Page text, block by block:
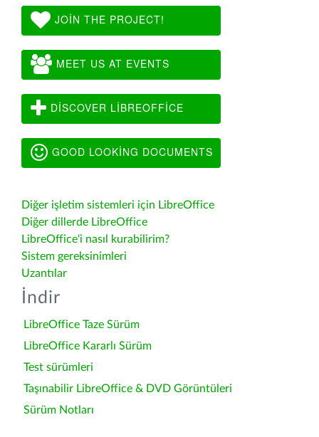
JOIN THE PROJECT!
MEET US AT EVENTS
DISCOVER LIBREOFFICE
GOOD LOOKING DOCUMENTS
Diğer işletim sistemleri için LibreOffice
Diğer dillerde LibreOffice
LibreOffice'i nasıl kurabilirim?
Sistem gereksinimleri
Uzantılar
İndir
LibreOffice Taze Sürüm
LibreOffice Kararlı Sürüm
Test sürümleri
Taşınabilir LibreOffice & DVD Görüntüleri
Sürüm Notları